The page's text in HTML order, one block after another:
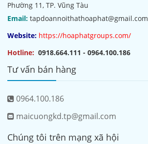
Phường 11, TP. Vũng Tàu
Email: tapdoannoithathoaphat@gmail.com
Website: https://hoaphatgroups.com/
Hotline: 0918.664.111 - 0964.100.186
Tư vấn bán hàng
0964.100.186
maicuongkd.tp@gmail.com
Chúng tôi trên mạng xã hội